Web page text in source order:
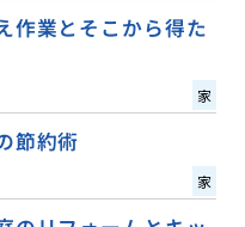
作業とそこから得た
家
節約術
家